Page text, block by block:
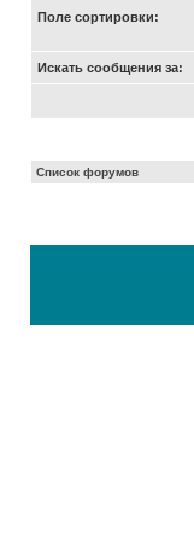
Поле сортировки:
Искать сообщения за:
Список форумов